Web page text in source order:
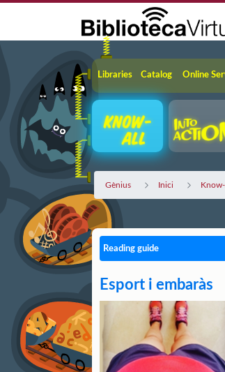
Navigation
Libraries Catalog Online
Gènius Inici Know-
Reading guide
Esport i embaràs